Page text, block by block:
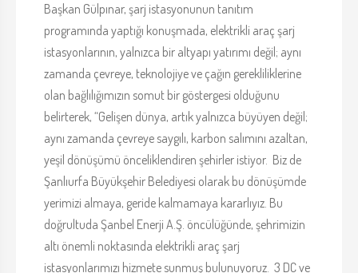
Başkan Gülpınar, şarj istasyonunun tanıtım
programında yaptığı konuşmada, elektrikli araç şarj
istasyonlarının, yalnızca bir altyapı yatırımı değil; aynı
zamanda çevreye, teknolojiye ve çağın gerekliliklerine
olan bağlılığımızın somut bir göstergesi olduğunu
belirterek, “Gelişen dünya, artık yalnızca büyüyen değil;
aynı zamanda çevreye saygılı, karbon salımını azaltan,
yeşil dönüşümü önceliklendiren şehirler istiyor. Biz de
Şanlıurfa Büyükşehir Belediyesi olarak bu dönüşümde
yerimizi almaya, geride kalmamaya kararlıyız. Bu
doğrultuda Şanbel Enerji A.Ş. öncülüğünde, şehrimizin
altı önemli noktasında elektrikli araç şarj
istasyonlarımızı hizmete sunmuş bulunuyoruz. 3 DC ve